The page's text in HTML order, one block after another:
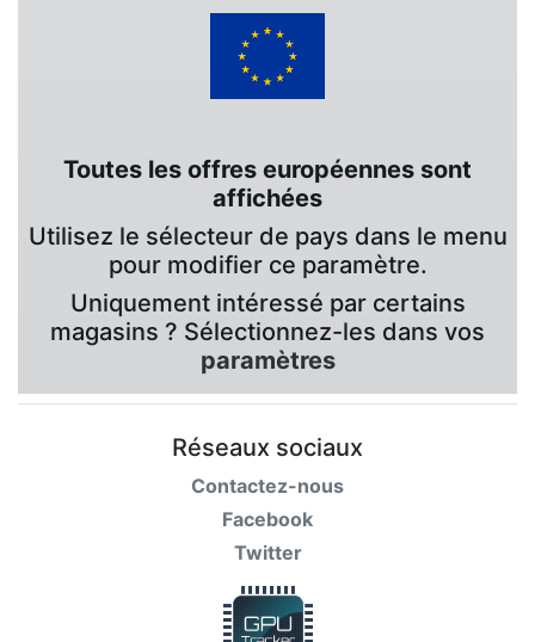
Toutes les offres européennes sont
affichées
Utilisez le sélecteur de pays dans le menu
pour modifier ce paramètre.
Uniquement intéressé par certains
magasins ? Sélectionnez-les dans vos
paramètres
Réseaux sociaux
Contactez-nous
Facebook
Twitter